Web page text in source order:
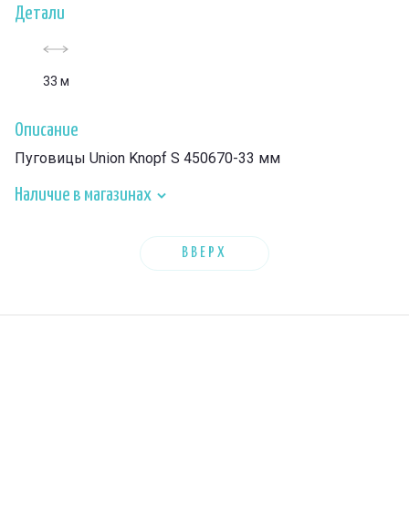
Детали
33 м
Описание
Пуговицы Union Knopf S 450670-33 мм
Наличие в магазинах
ВВЕРХ